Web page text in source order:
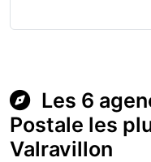
Les 6
Postale les
Valravillon